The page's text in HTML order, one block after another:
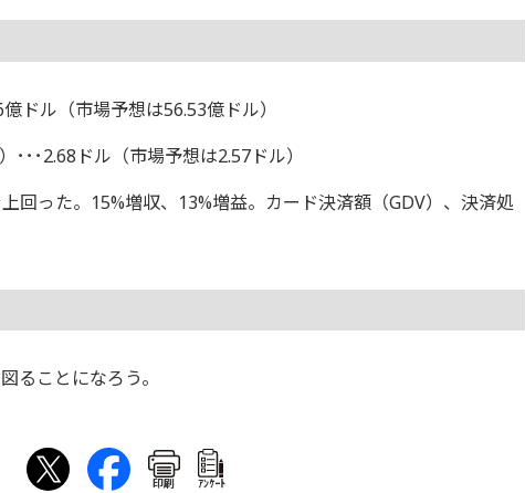
ドル（市場予想は56.53億ドル）
･･2.68ドル（市場予想は2.57ドル）
回った。15%増収、13%増益。カード決済額（GDV）、決済処
ることになろう。
印刷 ｱﾝｹｰﾄ